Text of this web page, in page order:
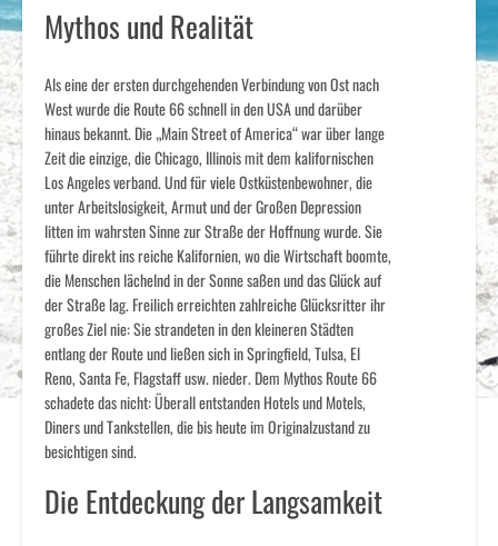
Mythos und Realität
Als eine der ersten durchgehenden Verbindung von Ost nach
West wurde die Route 66 schnell in den USA und darüber
hinaus bekannt. Die „Main Street of America“ war über lange
Zeit die einzige, die Chicago, Illinois mit dem kalifornischen
Los Angeles verband. Und für viele Ostküstenbewohner, die
unter Arbeitslosigkeit, Armut und der Großen Depression
litten im wahrsten Sinne zur Straße der Hoffnung wurde. Sie
führte direkt ins reiche Kalifornien, wo die Wirtschaft boomte,
die Menschen lächelnd in der Sonne saßen und das Glück auf
der Straße lag. Freilich erreichten zahlreiche Glücksritter ihr
großes Ziel nie: Sie strandeten in den kleineren Städten
entlang der Route und ließen sich in Springfield, Tulsa, El
Reno, Santa Fe, Flagstaff usw. nieder. Dem Mythos Route 66
schadete das nicht: Überall entstanden Hotels und Motels,
Diners und Tankstellen, die bis heute im Originalzustand zu
besichtigen sind.
Die Entdeckung der Langsamkeit